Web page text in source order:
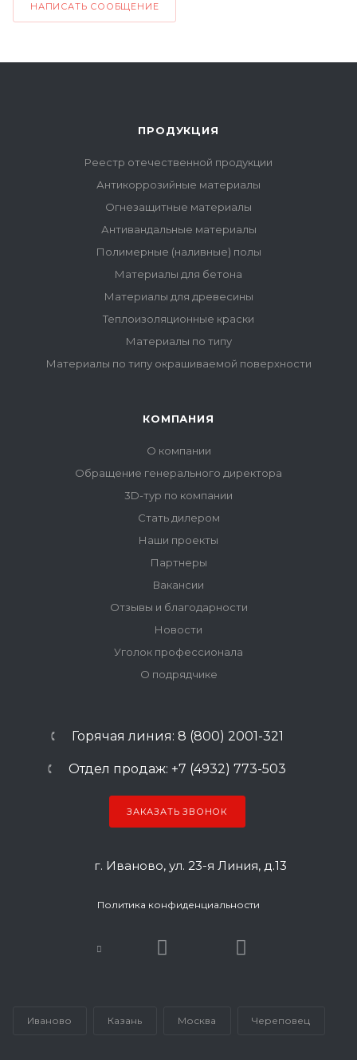
СИБИРСКИЙ ФЕДЕРАЛЬНЫЙ ОКРУГ
РЕСПУБЛИКА ТАТАРСТАН
НАПИСАТЬ СООБЩЕНИЕ
ПРОДУКЦИЯ
Реестр отечественной продукции
Антикоррозийные материалы
Огнезащитные материалы
Антивандальные материалы
Полимерные (наливные) полы
Материалы для бетона
Материалы для древесины
Теплоизоляционные краски
Материалы по типу
Материалы по типу окрашиваемой поверхности
КОМПАНИЯ
О компании
Обращение генерального директора
3D-тур по компании
Стать дилером
Наши проекты
Партнеры
Вакансии
Отзывы и благодарности
Новости
Уголок профессионала
О подрядчике
Горячая линия: 8 (800) 2001-321
Отдел продаж: +7 (4932) 773-503
ЗАКАЗАТЬ ЗВОНОК
г. Иваново, ул. 23-я Линия, д.13
Политика конфиденциальности
Иваново Казань Москва Череповец